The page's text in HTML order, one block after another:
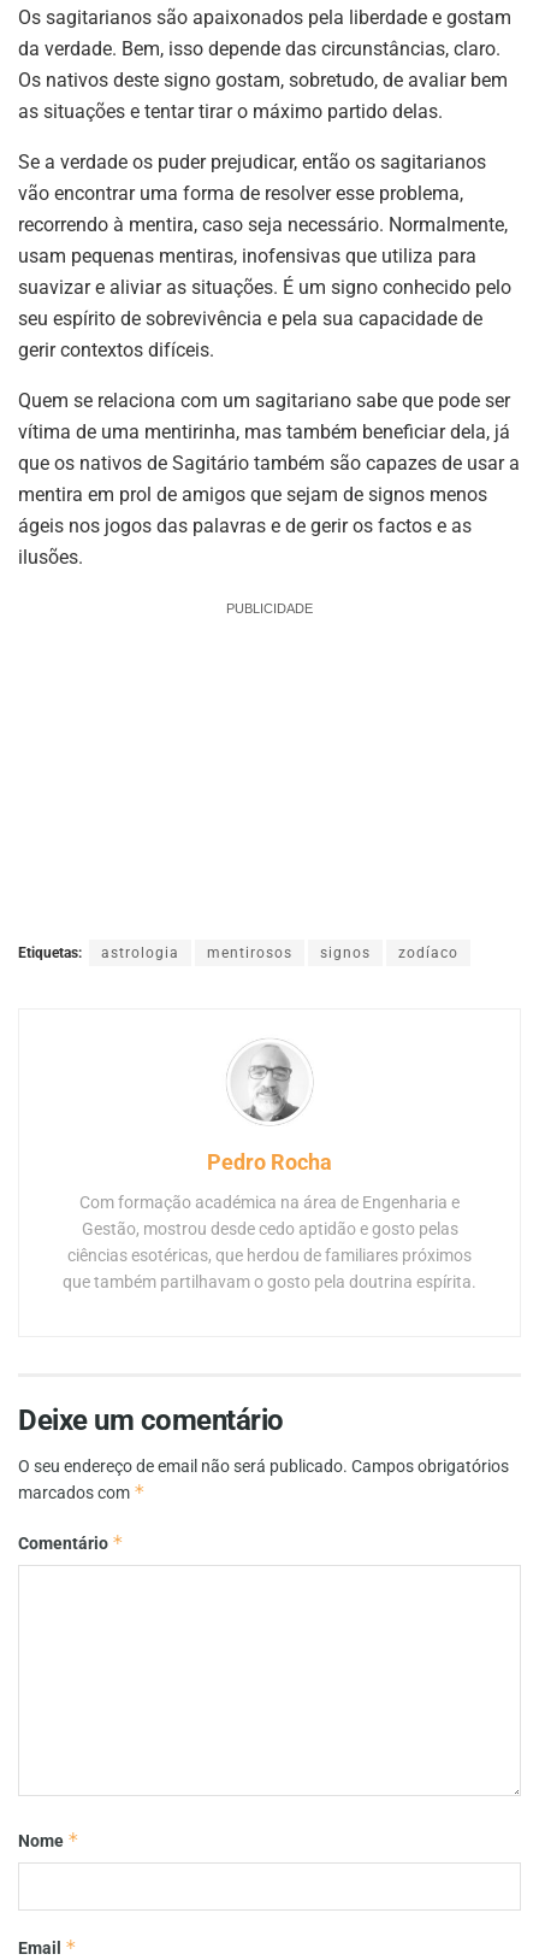
Os sagitarianos são apaixonados pela liberdade e gostam
da verdade. Bem, isso depende das circunstâncias, claro.
Os nativos deste signo gostam, sobretudo, de avaliar bem
as situações e tentar tirar o máximo partido delas.
Se a verdade os puder prejudicar, então os sagitarianos
vão encontrar uma forma de resolver esse problema,
recorrendo à mentira, caso seja necessário. Normalmente,
usam pequenas mentiras, inofensivas que utiliza para
suavizar e aliviar as situações. É um signo conhecido pelo
seu espírito de sobrevivência e pela sua capacidade de
gerir contextos difíceis.
Quem se relaciona com um sagitariano sabe que pode ser
vítima de uma mentirinha, mas também beneficiar dela, já
que os nativos de Sagitário também são capazes de usar a
mentira em prol de amigos que sejam de signos menos
ágeis nos jogos das palavras e de gerir os factos e as
ilusões.
PUBLICIDADE
Etiquetas: astrologia mentirosos signos zodíaco
Pedro Rocha
Com formação académica na área de Engenharia e
Gestão, mostrou desde cedo aptidão e gosto pelas
ciências esotéricas, que herdou de familiares próximos
que também partilhavam o gosto pela doutrina espírita.
Deixe um comentário
O seu endereço de email não será publicado. Campos obrigatórios
marcados com *
Comentário *
Nome *
Email *